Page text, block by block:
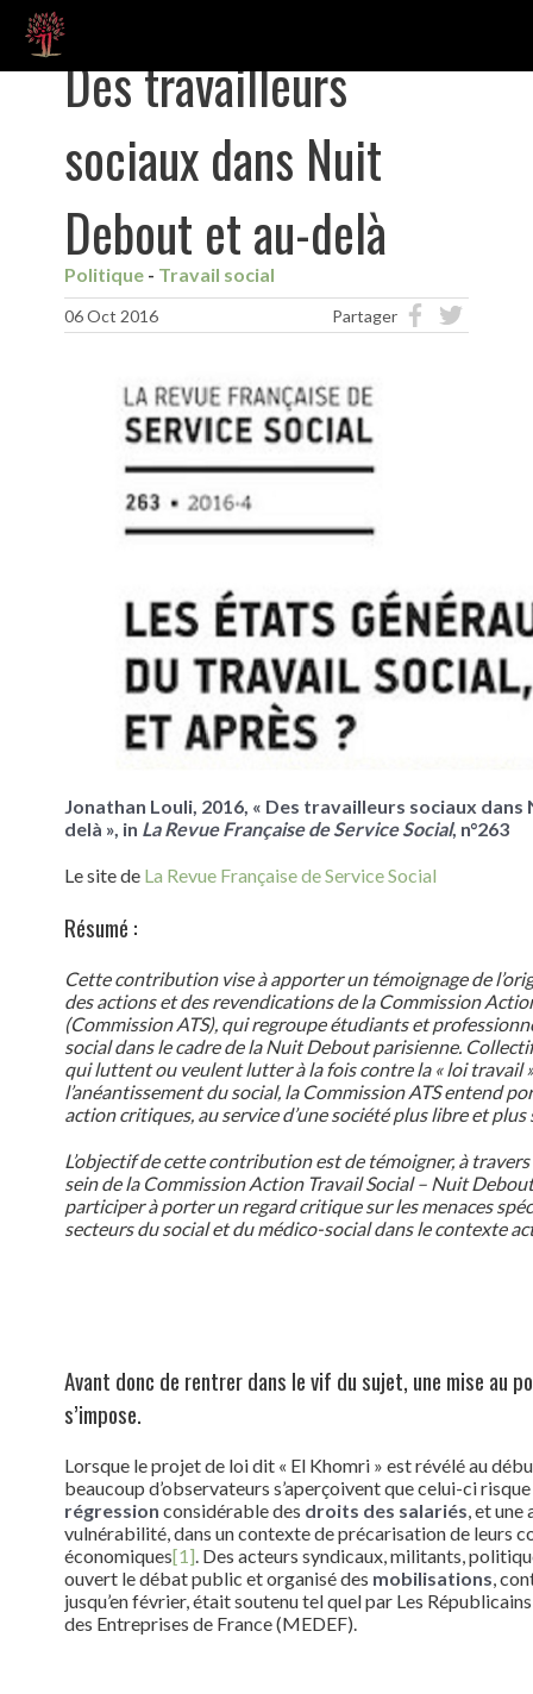
Des travailleurs
sociaux dans Nuit
Debout et au-delà
Politique Travail social
06 Oct 2016 Partager
Jonathan Louli, 2016, « Des travailleurs sociaux
delà », in La Revue Française de Service Social, n°263
Le site de La Revue Française de Service Social
Résumé :
Cette contribution vise à apporter un témoignage de
des actions et des revendications de la Commission
(Commission ATS), qui regroupe étudiants et
social dans le cadre de la Nuit Debout parisienne.
qui luttent ou veulent lutter à la fois contre la « loi travail
l’anéantissement du social, la Commission ATS entend
action critiques, au service d’une société plus libre et plus
L’objectif de cette contribution est de témoigner, à
sein de la Commission Action Travail Social – Nuit
participer à porter un regard critique sur les menaces
secteurs du social et du médico-social dans le contexte
Avant donc de rentrer dans le vif du sujet, une mise au
s’impose.
Lorsque le projet de loi dit « El Khomri » est révélé au
beaucoup d’observateurs s’aperçoivent que celui-ci
régression considérable des droits des salariés, et une
vulnérabilité, dans un contexte de précarisation de leurs
économiques[1]. Des acteurs syndicaux, militants,
ouvert le débat public et organisé des mobilisations,
jusqu’en février, était soutenu tel quel par Les
des Entreprises de France (MEDEF).